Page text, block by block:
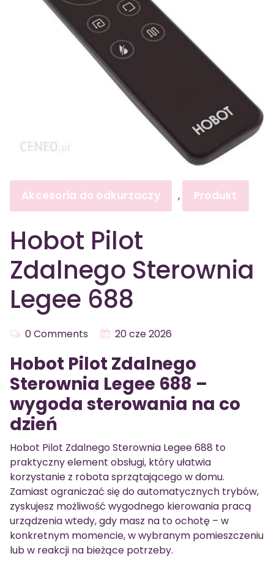
Akcesoria do odkurzaczy , Produkt
Hobot Pilot
Zdalnego Sterownia
Legee 688
0 Comments 20 cze 2026
Hobot Pilot Zdalnego
Sterownia Legee 688 –
wygoda sterowania na co
dzień
Hobot Pilot Zdalnego Sterownia Legee 688 to
praktyczny element obsługi, który ułatwia
korzystanie z robota sprzątającego w domu.
Zamiast ograniczać się do automatycznych trybów,
zyskujesz możliwość wygodnego kierowania pracą
urządzenia wtedy, gdy masz na to ochotę – w
konkretnym momencie, w wybranym pomieszczeniu
lub w reakcji na bieżące potrzeby.